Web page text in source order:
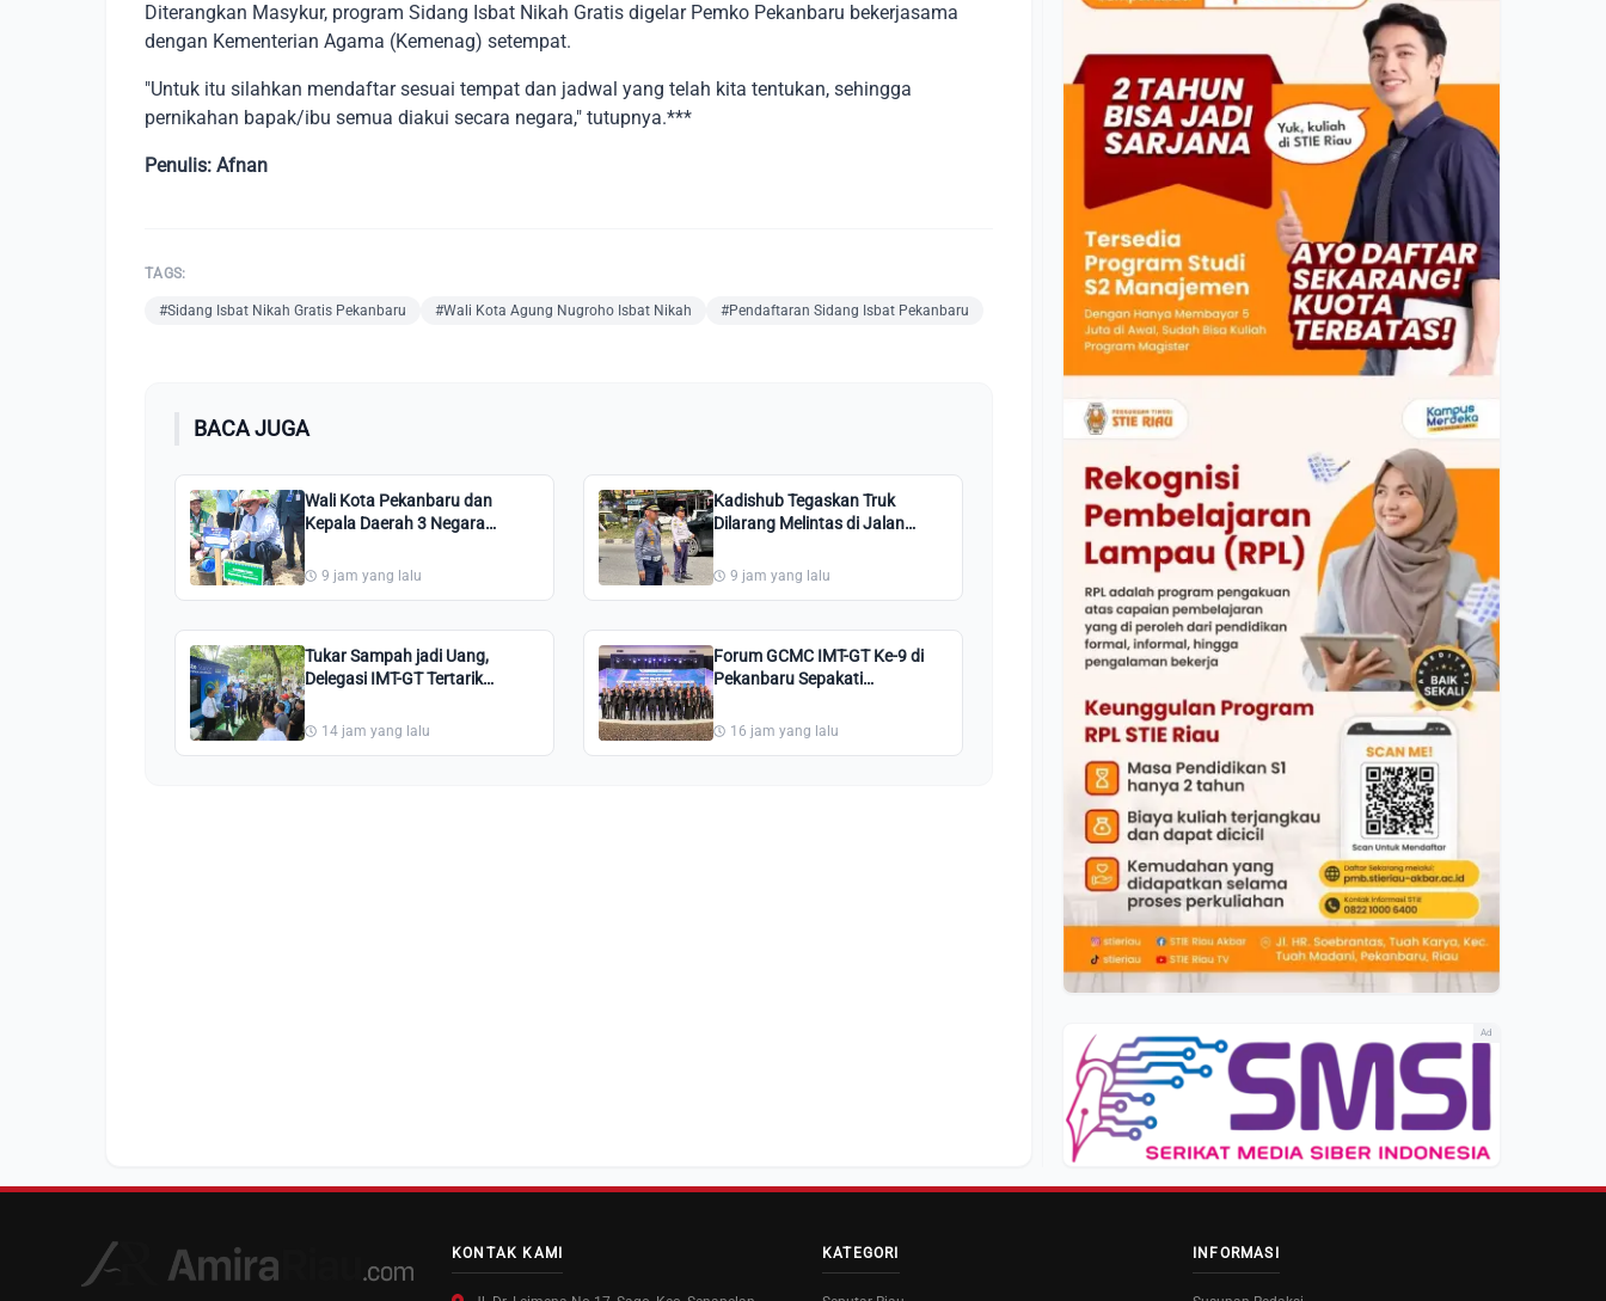
Diterangkan Masykur, program Sidang Isbat Nikah Gratis digelar Pemko Pekanbaru bekerjasama
dengan Kementerian Agama (Kemenag) setempat.
"Untuk itu silahkan mendaftar sesuai tempat dan jadwal yang telah kita tentukan, sehingga
pernikahan bapak/ibu semua diakui secara negara," tutupnya.***
Penulis: Afnan
TAGS:
#Sidang Isbat Nikah Gratis Pekanbaru #Wali Kota Agung Nugroho Isbat Nikah #Pendaftaran Sidang Isbat Pekanbaru
BACA JUGA
Wali Kota Pekanbaru dan
Kepala Daerah 3 Negara
Tenayan Raya
9 jam yang lalu
Kadishub Tegaskan Truk
Dilarang Melintas di Jalan
Perintahkan Putar Balik!
9 jam yang lalu
Tukar Sampah jadi Uang,
Delegasi IMT-GT Tertarik
Pekanbaru
14 jam yang lalu
Forum GCMC IMT-GT Ke-9 di
Pekanbaru Sepakati
Bersama Kota Hijau
16 jam yang lalu
Ad
KONTAK KAMI KATEGORI INFORMASI